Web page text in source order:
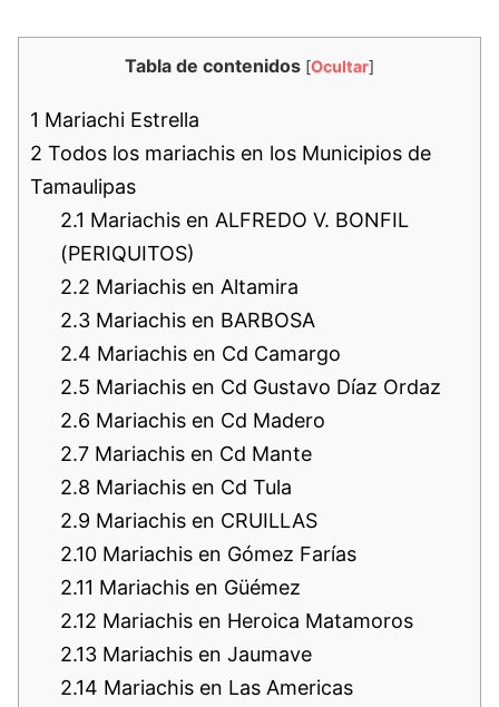
Tabla de contenidos [Ocultar]
1 Mariachi Estrella
2 Todos los mariachis en los Municipios de
Tamaulipas
2.1 Mariachis en ALFREDO V. BONFIL
(PERIQUITOS)
2.2 Mariachis en Altamira
2.3 Mariachis en BARBOSA
2.4 Mariachis en Cd Camargo
2.5 Mariachis en Cd Gustavo Díaz Ordaz
2.6 Mariachis en Cd Madero
2.7 Mariachis en Cd Mante
2.8 Mariachis en Cd Tula
2.9 Mariachis en CRUILLAS
2.10 Mariachis en Gómez Farías
2.11 Mariachis en Güémez
2.12 Mariachis en Heroica Matamoros
2.13 Mariachis en Jaumave
2.14 Mariachis en Las Americas